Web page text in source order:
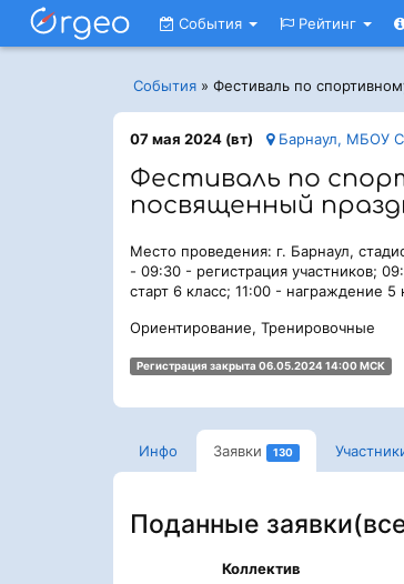
События Рейтинг
События » Фестиваль по
07 мая 2024 (вт) Барнаул, МБОУ
Фестиваль по
посвященный
Место проведения: г. Барнаул,
- 09:30 - регистрация участников;
старт 6 класс; 11:00 - награждение
Ориентирование, Тренировочные
Регистрация закрыта 06.05.2024 14:00 МСК
Инфо Заявки 130
Поданные заявки(
Коллектив